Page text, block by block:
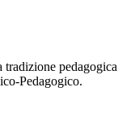
pedagogica
Pedagogico.